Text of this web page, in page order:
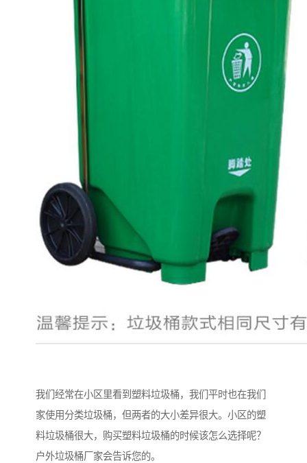
我们经常在小区里看到塑料垃圾桶，我们平时也在我们
家使用分类垃圾桶，但两者的大小差异很大。小区的塑
料垃圾桶很大，购买塑料垃圾桶的时候该怎么选择呢？
户外垃圾桶厂家会告诉您的。